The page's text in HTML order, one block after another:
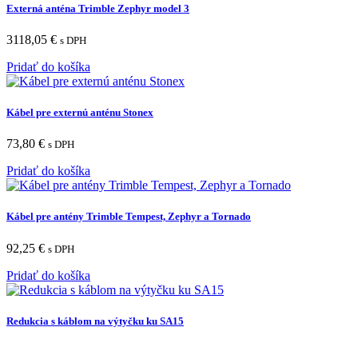
Externá anténa Trimble Zephyr model 3
3118,05 € s DPH
Pridať do košíka
Kábel pre externú anténu Stonex
73,80 € s DPH
Pridať do košíka
Kábel pre antény Trimble Tempest, Zephyr a Tornado
92,25 € s DPH
Pridať do košíka
Redukcia s káblom na výtyčku ku SA15